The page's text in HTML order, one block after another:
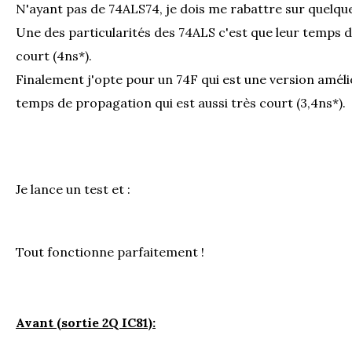
N'ayant pas de 74ALS74, je dois me rabattre sur
Une des particularités des 74ALS c'est que leur temps
court (4ns*).
Finalement j'opte pour un 74F qui est une version
temps de propagation qui est aussi très court (3,4ns*).
Je lance un test et :
Tout fonctionne parfaitement !
Avant (sortie 2Q IC81):